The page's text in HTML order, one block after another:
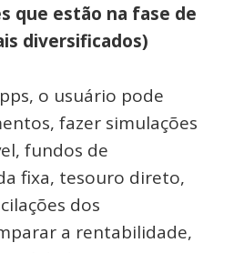
que estão na fase de
diversificados)
o usuário pode
fazer simulações
fundos de
fixa, tesouro direto,
dos
a rentabilidade,